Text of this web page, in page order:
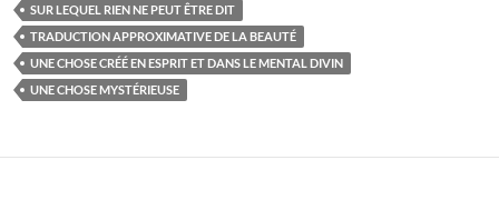
SUR LEQUEL RIEN NE PEUT ÊTRE DIT
TRADUCTION APPROXIMATIVE DE LA BEAUTÉ
UNE CHOSE CRÉÉ EN ESPRIT ET DANS LE MENTAL DIVIN
UNE CHOSE MYSTÉRIEUSE